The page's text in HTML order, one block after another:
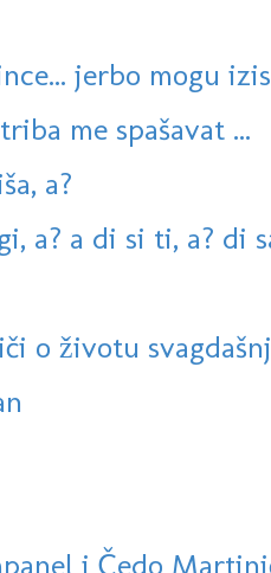
jerbo mogu
me spašavat ...
a?
a? a di si ti, a? di
o životu
i Čedo